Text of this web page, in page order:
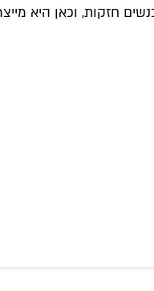
חזקות, וכאן היא